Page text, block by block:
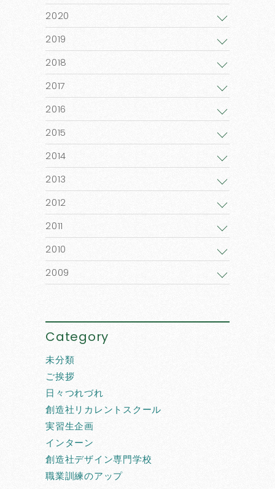
2020
2019
2018
2017
2016
2015
2014
2013
2012
2011
2010
2009
Category
未分類
ご挨拶
日々つれづれ
創造社リカレントスクール
実習生企画
インターン
創造社デザイン専門学校
職業訓練のアップ